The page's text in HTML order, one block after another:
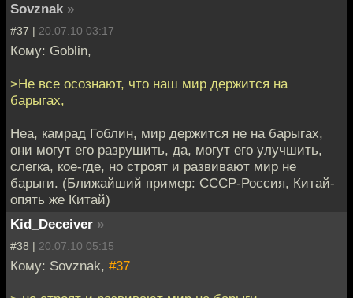
Sovznak »
#37 | 20.07.10 03:17
Кому: Goblin,
>Не все осознают, что наш мир держится на
барыгах,
Неа, камрад Гоблин, мир держится не на барыгах,
они могут его разрушить, да, могут его улучшить,
слегка, кое-где, но строят и развивают мир не
барыги. (Ближайший пример: СССР-Россия, Китай-
опять же Китай)
Kid_Deceiver »
#38 | 20.07.10 05:15
Кому: Sovznak, #37